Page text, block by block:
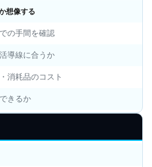
想像する
の手間を確認
導線に合うか
消耗品のコスト
きるか